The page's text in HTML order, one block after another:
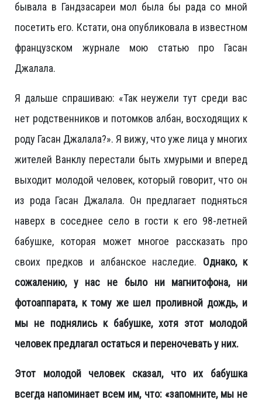
бывала в Гандзасареи мол была бы рада со мной
посетить его. Кстати, она опубликовала в известном
французском журнале мою статью про Гасан
Джалала.
Я дальше спрашиваю: «Так неужели тут среди вас
нет родственников и потомков албан, восходящих к
роду Гасан Джалала?». Я вижу, что уже лица у многих
жителей Ванклу перестали быть хмурыми и вперед
выходит молодой человек, который говорит, что он
из рода Гасан Джалала. Он предлагает подняться
наверх в соседнее село в гости к его 98-летней
бабушке, которая может многое рассказать про
своих предков и албанское наследие. Однако, к
сожалению, у нас не было ни магнитофона, ни
фотоаппарата, к тому же шел проливной дождь, и
мы не поднялись к бабушке, хотя этот молодой
человек предлагал остаться и переночевать у них.
Этот молодой человек сказал, что их бабушка
всегда напоминает всем им, что: «запомните, мы не